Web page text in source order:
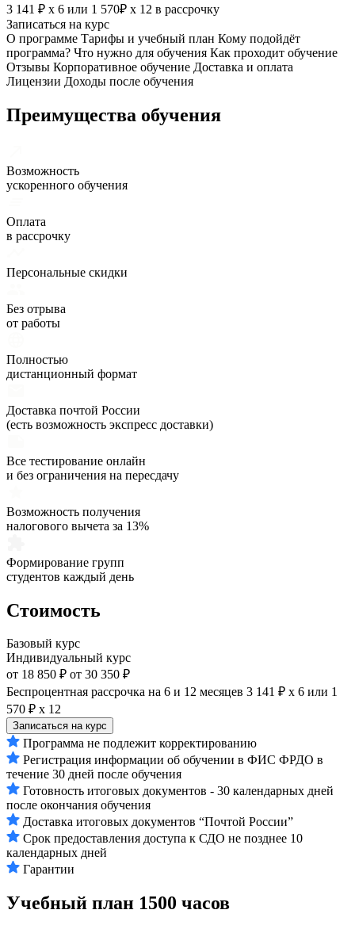
3 141 ₽ х 6 или 1 570₽ х 12 в рассрочку
Записаться на курс
О программе Тарифы и учебный план Кому подойдёт
программа? Что нужно для обучения Как проходит обучение
Отзывы Корпоративное обучение Доставка и оплата
Лицензии Доходы после обучения
Преимущества обучения
Возможность
ускоренного обучения
Оплата
в рассрочку
Персональные скидки
Без отрыва
от работы
Полностью
дистанционный формат
Доставка почтой России
(есть возможность экспресс доставки)
Все тестирование онлайн
и без ограничения на пересдачу
Возможность получения
налогового вычета за 13%
Формирование групп
студентов каждый день
Стоимость
Базовый курс
Индивидуальный курс
от 18 850 ₽ от 30 350 ₽
Беспроцентная рассрочка на 6 и 12 месяцев 3 141 ₽ х 6 или 1
570 ₽ х 12
Записаться на курс
Программа не подлежит корректированию
Регистрация информации об обучении в ФИС ФРДО в
течение 30 дней после обучения
Готовность итоговых документов - 30 календарных дней
после окончания обучения
Доставка итоговых документов “Почтой России”
Срок предоставления доступа к СДО не позднее 10
календарных дней
Гарантии
Учебный план 1500 часов